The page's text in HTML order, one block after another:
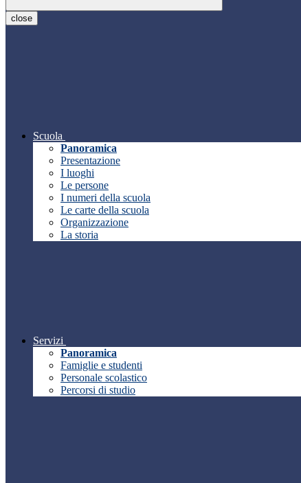
close
Scuola
Panoramica
Presentazione
I luoghi
Le persone
I numeri della scuola
Le carte della scuola
Organizzazione
La storia
Servizi
Panoramica
Famiglie e studenti
Personale scolastico
Percorsi di studio